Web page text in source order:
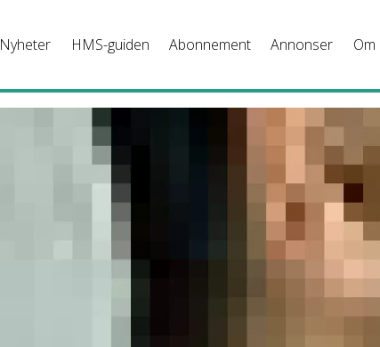
Nyheter HMS-guiden Abonnement Annonser Om